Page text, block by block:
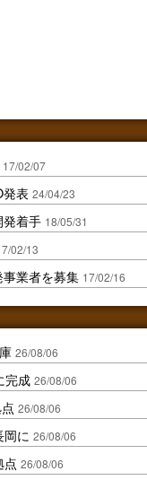
17/02/07
発表 24/04/23
着手 18/05/31
02/13
業者を募集 17/02/16
26/08/06
完成 26/08/06
26/08/06
に 26/08/06
点 26/08/06